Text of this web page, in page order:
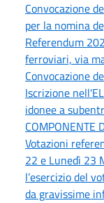
Convocazione
per la nomina
Referendum
ferroviari, via
Convocazione
Iscrizione
idonee a
COMPONENTE
Votazioni
22 e Lunedì 23
l’esercizio del
da gravissime